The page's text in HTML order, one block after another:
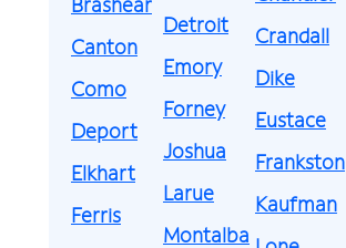
Canton
Como
Deport
Elkhart
Ferris
Detroit
Emory
Forney
Joshua
Larue
Montalba
Crandall
Dike
Eustace
Frankston
Kaufman